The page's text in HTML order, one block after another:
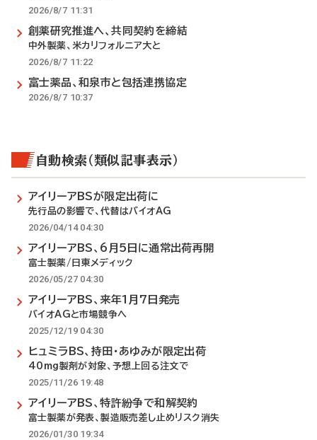
2026/8/7 11:31
創薬研究推進へ、共同契約を締結
中外製薬、米カリフォルニア大と
2026/8/7 11:22
富士薬品、和泉市と包括連携協定
2026/8/7 10:37
自動検索（類似記事表示）
アイリーアBSが限定出荷に
先行品の影響で、代替はバイオAG
2026/04/14 04:30
アイリーアBS、6月5日に通常出荷再開
富士製薬/日東メディック
2026/05/27 04:30
アイリーアBS、来年1月7日発売
バイオAGと市場競争へ
2025/12/19 04:30
ヒュミラBS、持田・あゆみが限定出荷
40mg製剤が対象、予想上回る注文で
2025/11/26 19:48
アイリーアBS、特許紛争で和解契約
富士製薬が発表、製造販売差し止めリスク消失
2026/01/30 19:34